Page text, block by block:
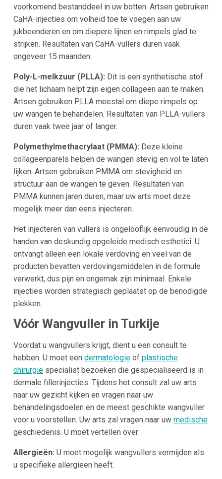
voorkomend bestanddeel in uw botten. Artsen gebruiken
CaHA-injecties om volheid toe te voegen aan uw
jukbeenderen en om diepere lijnen en rimpels glad te
strijken. Resultaten van CaHA-vullers duren vaak
ongeveer 15 maanden.
Poly-L-melkzuur (PLLA): Dit is een synthetische stof
die het lichaam helpt zijn eigen collageen aan te maken.
Artsen gebruiken PLLA meestal om diepe rimpels op
uw wangen te behandelen. Resultaten van PLLA-vullers
duren vaak twee jaar of langer.
Polymethylmethacrylaat (PMMA): Deze kleine
collageenparels helpen de wangen stevig en vol te laten
lijken. Artsen gebruiken PMMA om stevigheid en
structuur aan de wangen te geven. Resultaten van
PMMA kunnen jaren duren, maar uw arts moet deze
mogelijk meer dan eens injecteren.
Het injecteren van vullers is ongelooflijk eenvoudig in de
handen van deskundig opgeleide medisch esthetici. U
ontvangt alleen een lokale verdoving en veel van de
producten bevatten verdovingsmiddelen in de formule
verwerkt, dus pijn en ongemak zijn minimaal. Enkele
injecties worden strategisch geplaatst op de benodigde
plekken.
Vóór Wangvuller in Turkije
Voordat u wangvullers krijgt, dient u een consult te
hebben. U moet een dermatologieof plastische
chirurgiespecialist bezoeken die gespecialiseerd is in
dermale fillerinjecties. Tijdens het consult zal uw arts
naar uw gezicht kijken en vragen naar uw
behandelingsdoelen en de meest geschikte wangvuller
voor u voorstellen. Uw arts zal vragen naar uw medische
geschiedenis. U moet vertellen over:
Allergieën: U moet mogelijk wangvullers vermijden als
u specifieke allergieën heeft.